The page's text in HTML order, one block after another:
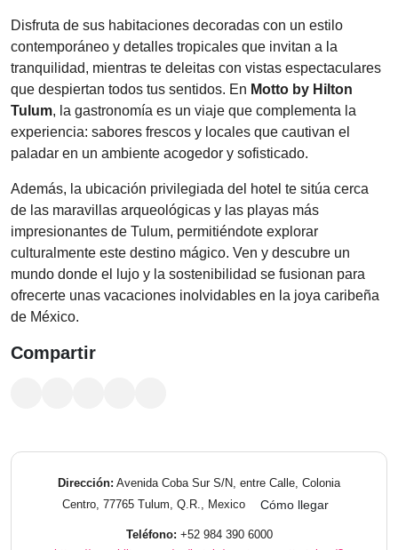
Disfruta de sus habitaciones decoradas con un estilo
contemporáneo y detalles tropicales que invitan a la
tranquilidad, mientras te deleitas con vistas espectaculares
que despiertan todos tus sentidos. En Motto by Hilton
Tulum, la gastronomía es un viaje que complementa la
experiencia: sabores frescos y locales que cautivan el
paladar en un ambiente acogedor y sofisticado.
Además, la ubicación privilegiada del hotel te sitúa cerca
de las maravillas arqueológicas y las playas más
impresionantes de Tulum, permitiéndote explorar
culturalmente este destino mágico. Ven y descubre un
mundo donde el lujo y la sostenibilidad se fusionan para
ofrecerte unas vacaciones inolvidables en la joya caribeña
de México.
Compartir
Dirección: Avenida Coba Sur S/N, entre Calle, Colonia
Centro, 77765 Tulum, Q.R., Mexico
Cómo llegar
Teléfono: +52 984 390 6000